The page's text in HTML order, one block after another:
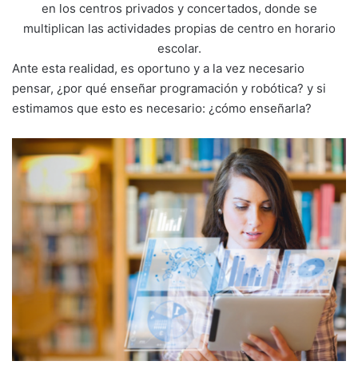
en los centros privados y concertados, donde se
multiplican las actividades propias de centro en horario
escolar.
Ante esta realidad, es oportuno y a la vez necesario
pensar, ¿por qué enseñar programación y robótica? y si
estimamos que esto es necesario: ¿cómo enseñarla?